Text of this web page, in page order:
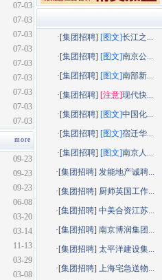
·[集团招聘] [图文]长江之...
·[集团招聘] [图文]南京公...
·[集团招聘] [图文]南部新...
·[集团招聘] [注意]现代快...
·[集团招聘] [图文]中国化...
·[集团招聘] [图文]宿迁华...
·[集团招聘] [图文]南京人...
·[集团招聘]发能地产诚聘...
·[集团招聘] 厨师英国工作...
·[集团招聘]中美合资江苏...
·[集团招聘]南京博润集团...
·[集团招聘]太平洋建设集...
·[集团招聘]上海宅急送物...
07-03
07-03
07-03
07-03
07-03
07-03
07-03
07-03
07-03
more
09-23
09-23
09-23
06-08
03-20
03-14
11-13
03-29
03-08